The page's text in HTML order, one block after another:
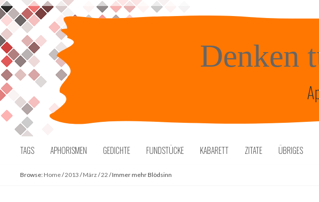
Skip
to
content
Denken
TAGS APHORISMEN GEDICHTE FUNDSTÜCKE KABARETT ZITATE ÜBRIGES
Browse: Home/2013 /März /22 /Immer mehr Blödsinn